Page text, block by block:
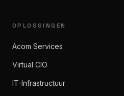
OPLOSSINGEN
Acom Services
Virtual CIO
IT-Infrastructuur